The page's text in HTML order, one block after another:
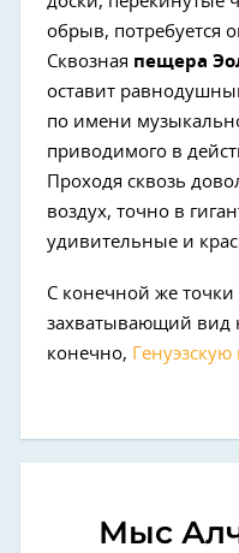
обрыв, потребуется
Сквозная пещера
оставит
по имени
приводимого в
Проходя сквозь
воздух, точно в
удивительные и
С конечной же точки
захватывающий вид
конечно, Генуэзскую
Мыс